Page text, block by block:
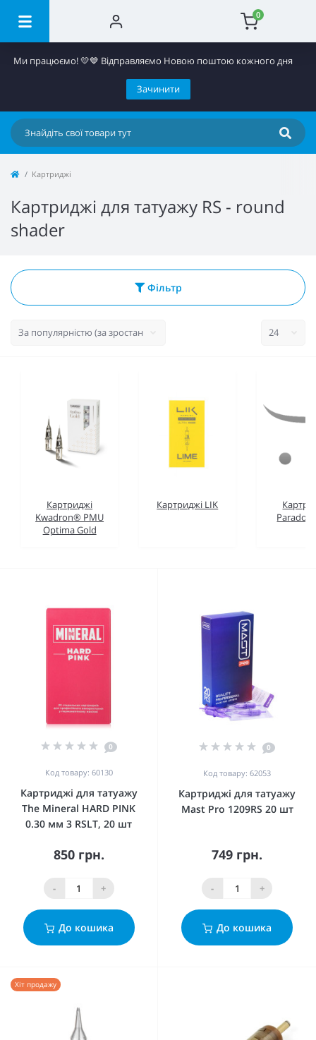
0
Ми працюємо! 💛​💙 Відправляємо Новою поштою кожного дня
Зачинити
Картриджі
Картриджі для татуажу RS - round
shader
Фільтр
Картриджі
Kwadron® PMU
Optima Gold
Картриджі LIK
Paradox
0
Код товару: 60130
Картриджі для татуажу
The Mineral HARD PINK
0.30 мм 3 RSLT, 20 шт
850 грн.
- +
До кошика
0
Код товару: 62053
Картриджі для татуажу
Mast Pro 1209RS 20 шт
749 грн.
- +
До кошика
Хіт продажу